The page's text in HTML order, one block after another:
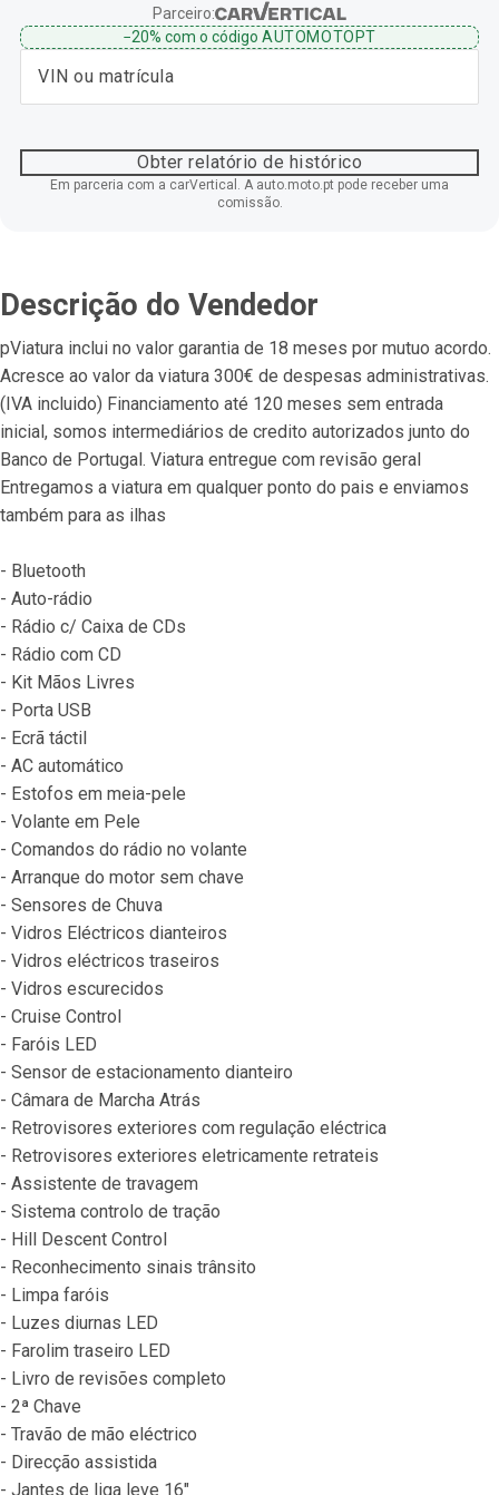
Parceiro:
−20%com o código AUTOMOTOPT
Obter relatório de histórico
Em parceria com a carVertical. A auto.moto.pt pode receber uma
comissão.
Descrição do Vendedor
pViatura inclui no valor garantia de 18 meses por mutuo acordo.
Acresce ao valor da viatura 300€ de despesas administrativas.
(IVA incluido) Financiamento até 120 meses sem entrada
inicial, somos intermediários de credito autorizados junto do
Banco de Portugal. Viatura entregue com revisão geral
Entregamos a viatura em qualquer ponto do pais e enviamos
também para as ilhas
- Bluetooth
- Auto-rádio
- Rádio c/ Caixa de CDs
- Rádio com CD
- Kit Mãos Livres
- Porta USB
- Ecrã táctil
- AC automático
- Estofos em meia-pele
- Volante em Pele
- Comandos do rádio no volante
- Arranque do motor sem chave
- Sensores de Chuva
- Vidros Eléctricos dianteiros
- Vidros eléctricos traseiros
- Vidros escurecidos
- Cruise Control
- Faróis LED
- Sensor de estacionamento dianteiro
- Câmara de Marcha Atrás
- Retrovisores exteriores com regulação eléctrica
- Retrovisores exteriores eletricamente retrateis
- Assistente de travagem
- Sistema controlo de tração
- Hill Descent Control
- Reconhecimento sinais trânsito
- Limpa faróis
- Luzes diurnas LED
- Farolim traseiro LED
- Livro de revisões completo
- 2ª Chave
- Travão de mão eléctrico
- Direcção assistida
- Jantes de liga leve 16"